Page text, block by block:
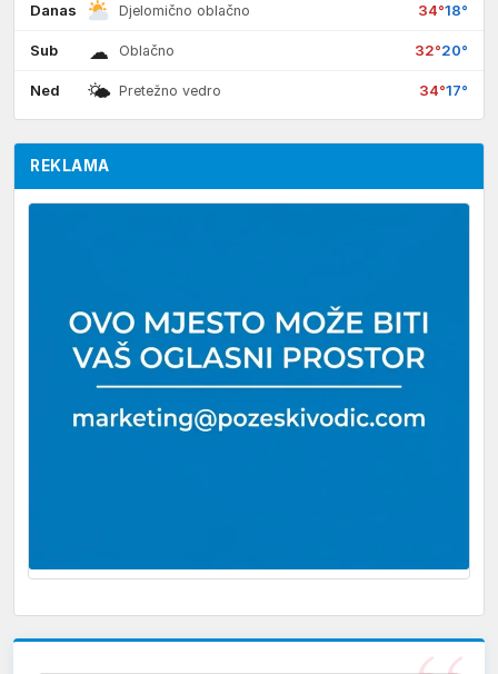
Danas Djelomično oblačno 34°18°
Sub ☁ Oblačno 32°20°
Ned 🌤 Pretežno vedro 34°17°
REKLAMA